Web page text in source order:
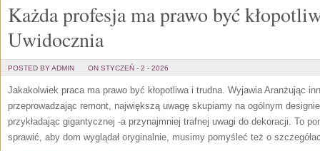
Każda profesja ma prawo być
Uwidocznia
POSTED BY ADMIN ON STYCZEŃ - 2 - 2026
Jakakolwiek praca ma prawo być kłopotliwa i trudna. Wyjawia Aranżując
przeprowadzając remont, największą uwagę skupiamy na ogólnym
przykładając gigantycznej -a przynajmniej trafnej uwagi do dekoracji. To
sprawić, aby dom wyglądał oryginalnie, musimy pomyśleć też o